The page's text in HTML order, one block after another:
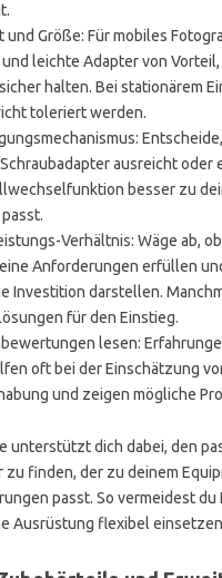
und Größe: Für mobiles
und leichte Adapter von Vorteil,
halten. Bei stationärem
toleriert werden.
ausreicht oder
besser zu
Verhältnis: Wäge ab,
Anforderungen erfüllen
Investition darstellen.
für den Einstieg.
lesen:
oft bei der Einschätzung
und zeigen mögliche
unterstützt dich dabei, den
zu finden, der zu deinem
passt. So vermeidest du
Ausrüstung flexibel